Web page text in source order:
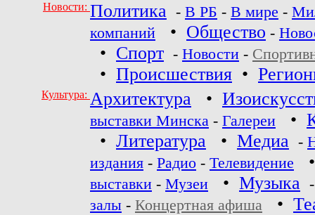
Новости: Политика - В РБ - В мире -
компаний
• Общество -
• Спорт - Новости -
• Происшествия •
Культура: Архитектура •
выставки Минска - Галереи •
• Литература • Медиа -
издания - Радио - Телевидение
выставки - Музеи • Музыка
залы - Концертная афиша •